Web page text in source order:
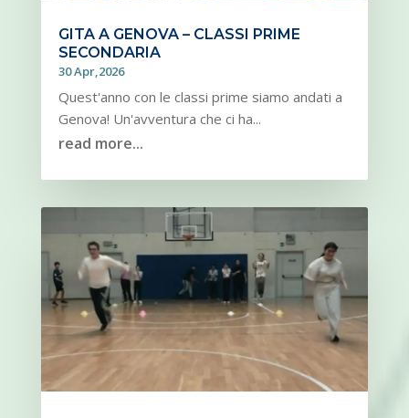
GITA A GENOVA – CLASSI PRIME
SECONDARIA
30 Apr,2026
Quest'anno con le classi prime siamo andati a
Genova! Un'avventura che ci ha...
read more...